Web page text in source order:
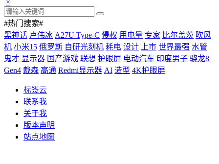
×
#热门搜索#
黑神话 卢伟冰 A27U Type-C 侵权 用电量 专家 比尔盖茨 吹风
机 小米15 俄罗斯 自研光刻机 耗电 设计 上市 世界最强 水管
鬼才 显示器 国产游戏 联想 护眼屏 电动汽车 印度男子 骁龙8
Gen4 戴森 高通 Redmi显示器 AI 造型 4K护眼屏
标签云
联系我
关于我
版本声明
站点地图